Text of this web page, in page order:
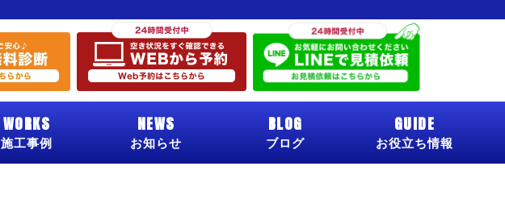
WORKS
施工事例
NEWS
お知らせ
BLOG
ブログ
GUIDE
お役立ち情報